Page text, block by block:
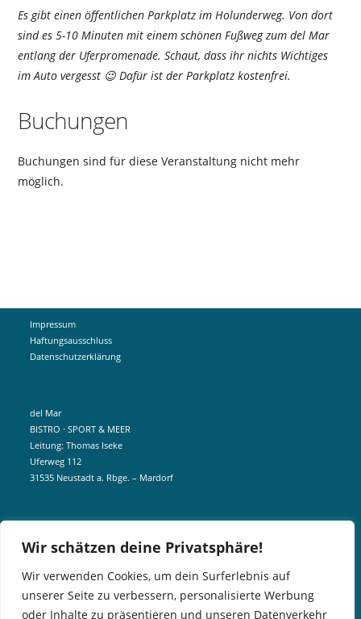
Wir schätzen deine Privatsphäre!
Wir verwenden Cookies, um dein Surferlebnis auf
unserer Seite zu verbessern, personalisierte Werbung
oder Inhalte zu präsentieren und unseren Datenverkehr
Es gibt einen öffentlichen Parkplatz im Holunderweg. Von dort
sind es 5-10 Minuten mit einem schönen Fußweg zum del Mar
entlang der Uferpromenade. Schaut, dass ihr nichts Wichtiges
im Auto vergesst 😉 Dafür ist der Parkplatz kostenfrei.
Buchungen
Buchungen sind für diese Veranstaltung nicht mehr
möglich.
Impressum
Haftungsausschluss
Datenschutzerklärung
del Mar
BISTRO · SPORT & MEER
Leitung: Thomas Iseke
Uferweg 112
31535 Neustadt a. Rbge. – Mardorf
info@delmar-mardorf.de